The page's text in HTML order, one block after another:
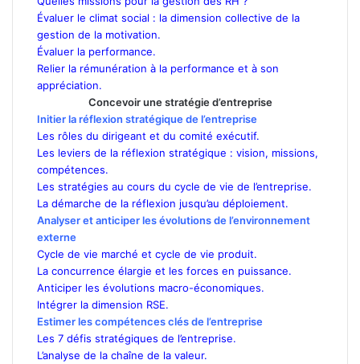
Évaluer le climat social : la dimension collective de la
gestion de la motivation.
Évaluer la performance.
Relier la rémunération à la performance et à son
appréciation.
Concevoir une stratégie d’entreprise
Initier la réflexion stratégique de l’entreprise
Les rôles du dirigeant et du comité exécutif.
Les leviers de la réflexion stratégique : vision, missions,
compétences.
Les stratégies au cours du cycle de vie de l’entreprise.
La démarche de la réflexion jusqu’au déploiement.
Analyser et anticiper les évolutions de l’environnement
externe
Cycle de vie marché et cycle de vie produit.
La concurrence élargie et les forces en puissance.
Anticiper les évolutions macro-économiques.
Intégrer la dimension RSE.
Estimer les compétences clés de l’entreprise
Les 7 défis stratégiques de l’entreprise.
L’analyse de la chaîne de la valeur.